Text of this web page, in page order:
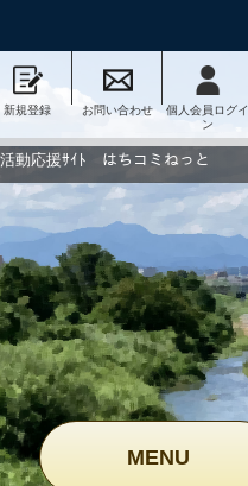
新規登録 お問い合わせ
個人会員ログイ
ン
動応援ｻｲﾄ はちコミねっと
MENU